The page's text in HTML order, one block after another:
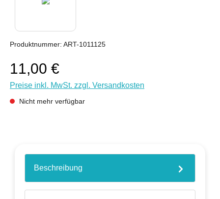
Produktnummer: ART-1011125
11,00 €
Preise inkl. MwSt. zzgl. Versandkosten
Nicht mehr verfügbar
Beschreibung